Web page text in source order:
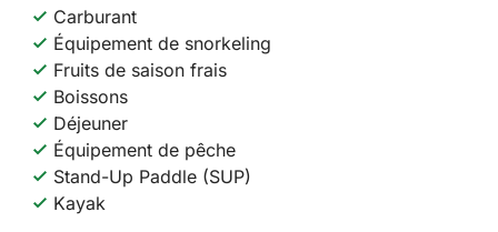
Carburant
Équipement de snorkeling
Fruits de saison frais
Boissons
Déjeuner
Équipement de pêche
Stand-Up Paddle (SUP)
Kayak